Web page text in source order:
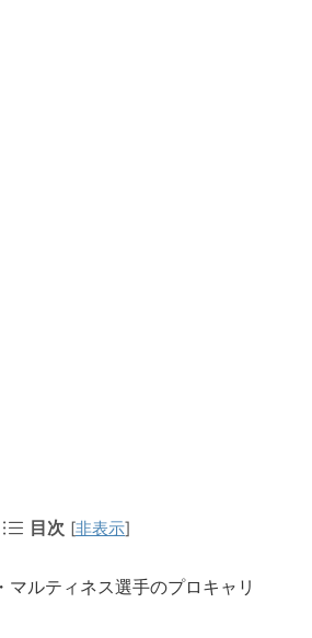
目次 [非表示]
マルティネス選手のプロキャリ